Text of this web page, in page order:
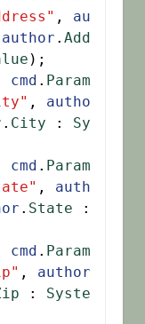
, au
author . Add
);
cmd . Param
, autho
. City : Sy
cmd . Param
, auth
. State :
cmd . Param
, author
: Syste